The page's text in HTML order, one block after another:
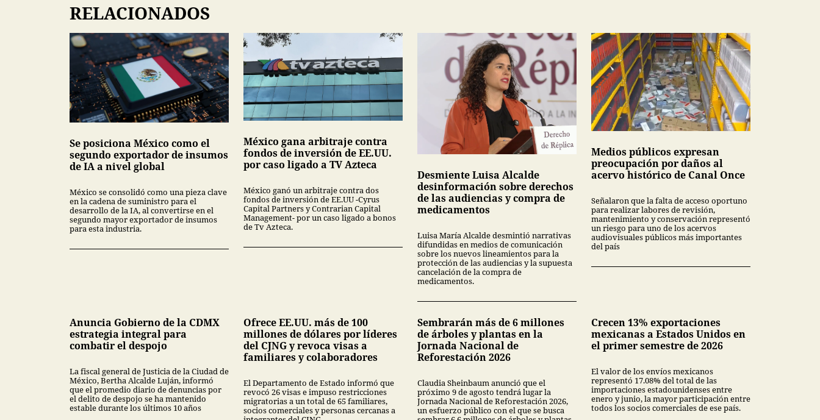
RELACIONADOS
Se posiciona México como el
segundo exportador de insumos
de IA a nivel global
México se consolidó como una pieza clave
en la cadena de suministro para el
desarrollo de la IA, al convertirse en el
segundo mayor exportador de insumos
para esta industria.
México gana arbitraje contra
fondos de inversión de EE.UU.
por caso ligado a TV Azteca
México ganó un arbitraje contra dos
fondos de inversión de EE.UU -Cyrus
Capital Partners y Contrarian Capital
Management- por un caso ligado a bonos
de Tv Azteca.
Desmiente Luisa Alcalde
desinformación sobre derechos
de las audiencias y compra de
medicamentos
Luisa María Alcalde desmintió narrativas
difundidas en medios de comunicación
sobre los nuevos lineamientos para la
protección de las audiencias y la supuesta
cancelación de la compra de
medicamentos.
Medios públicos expresan
preocupación por daños al
acervo histórico de Canal Once
Señalaron que la falta de acceso oportuno
para realizar labores de revisión,
mantenimiento y conservación representó
un riesgo para uno de los acervos
audiovisuales públicos más importantes
del país
Anuncia Gobierno de la CDMX
estrategia integral para
combatir el despojo
La fiscal general de Justicia de la Ciudad de
México, Bertha Alcalde Luján, informó
que el promedio diario de denuncias por
el delito de despojo se ha mantenido
estable durante los últimos 10 años
Ofrece EE.UU. más de 100
millones de dólares por líderes
del CJNG y revoca visas a
familiares y colaboradores
El Departamento de Estado informó que
revocó 26 visas e impuso restricciones
migratorias a un total de 65 familiares,
socios comerciales y personas cercanas a
Sembrarán más de 6 millones
de árboles y plantas en la
Jornada Nacional de
Reforestación 2026
Claudia Sheinbaum anunció que el
próximo 9 de agosto tendrá lugar la
Jornada Nacional de Reforestación 2026,
un esfuerzo público con el que se busca
Crecen 13% exportaciones
mexicanas a Estados Unidos en
el primer semestre de 2026
El valor de los envíos mexicanos
representó 17.08% del total de las
importaciones estadounidenses entre
enero y junio, la mayor participación entre
todos los socios comerciales de ese país.